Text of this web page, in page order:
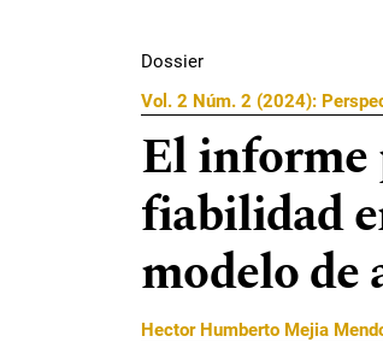
Dossier
Vol. 2 Núm. 2 (2024):
El informe
fiabilidad
modelo
Hector Humberto Mejia